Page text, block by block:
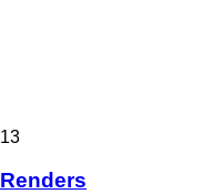
13
Renders